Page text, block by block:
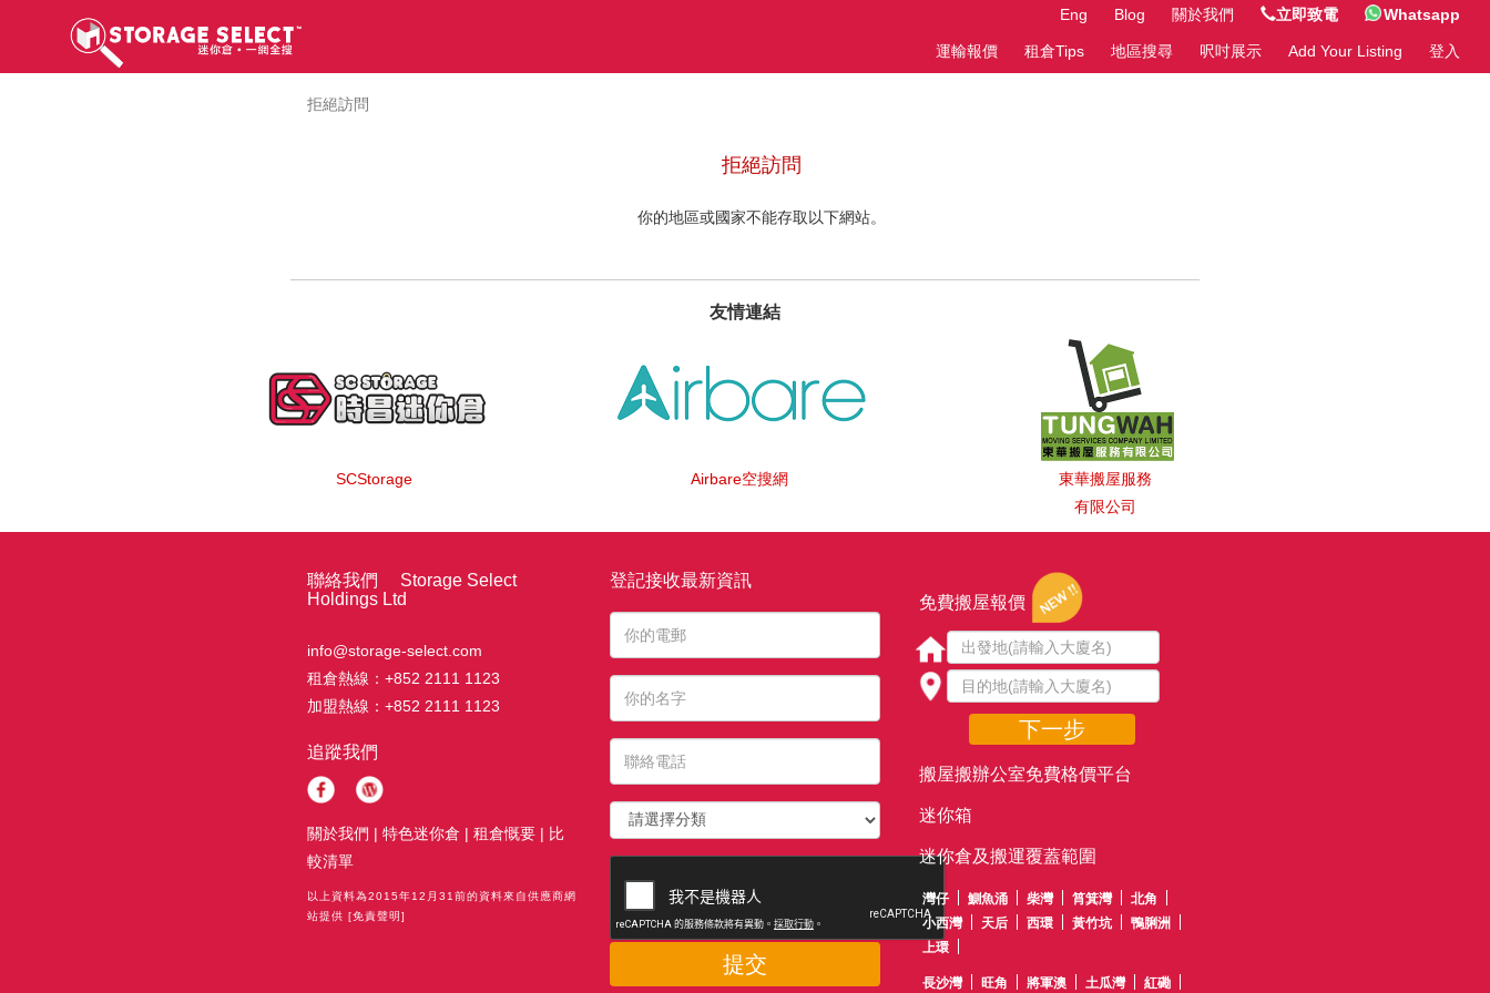
Eng Blog 關於我們 立即致電 Whatsapp
運輸報價 租倉Tips 地區搜尋 呎吋展示 Add Your Listing 登入
拒絕訪問
拒絕訪問
你的地區或國家不能存取以下網站。
友情連結
SCStorage Airbare空搜網
東華搬屋服務
有限公司
聯絡我們 Storage Select
Holdings Ltd
info@storage-select.com
租倉熱線： +852 2111 1123
加盟熱線： +852 2111 1123
追蹤我們
關於我們 | 特色迷你倉 | 租倉慨要 | 比
較清單
以上資料為2015年12月31前的資料來自供應商網
站提供 [免責聲明]
登記接收最新資訊
提交
免費搬屋報價
下一步
搬屋搬辦公室免費格價平台
迷你箱
迷你倉及搬運覆蓋範圍
灣仔 鰂魚涌 柴灣 筲箕灣
北角
小西灣
天后 西環 黃竹坑
鴨脷洲
上環
長沙灣 旺角 將軍澳 土瓜灣 紅磡